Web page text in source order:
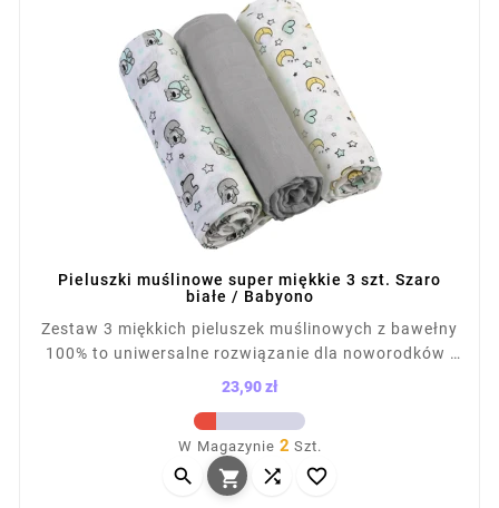
Pieluszki muślinowe super miękkie 3 szt. Szaro
białe / Babyono
Zestaw 3 miękkich pieluszek muślinowych z bawełny
100% to uniwersalne rozwiązanie dla noworodków i
niemowląt. Sprawdzą się jako otulacz, ręcznik,
prześcieradło czy osłona do wózka. Przewiewna,
lekka tkanina nie podrażnia skóry dziecka. W
komplecie 2 pieluszki z nadrukiem i 1 gładka,
zapakowane w torbę na napy.
23,90 zł
W Magazynie 2 Szt.
   